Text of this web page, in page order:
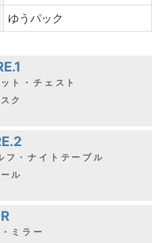
ゆうパック
ト・チェスト
ク
フ・ナイトテーブル
ル
ミラー